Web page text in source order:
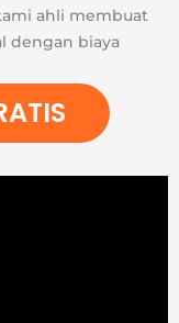
ahli membuat
dengan biaya